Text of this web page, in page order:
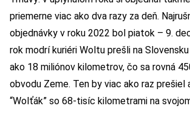
priemerne viac ako dva razy za deň.
objednávky v roku 2022 bol piatok – 9.
rok modrí kuriéri Woltu prešli na
ako 18 miliónov kilometrov, čo sa rovná
obvodu Zeme. Ten by viac ako raz prešiel
“Wolťák” so 68-tisíc kilometrami na